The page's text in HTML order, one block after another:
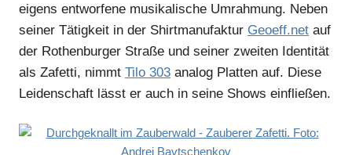
eigens entworfene musikalische Umrahmung. Neben
seiner Tätigkeit in der Shirtmanufaktur Geoeff.net auf
der Rothenburger Straße und seiner zweiten Identität
als Zafetti, nimmt Tilo 303 analog Platten auf. Diese
Leidenschaft lässt er auch in seine Shows einfließen.